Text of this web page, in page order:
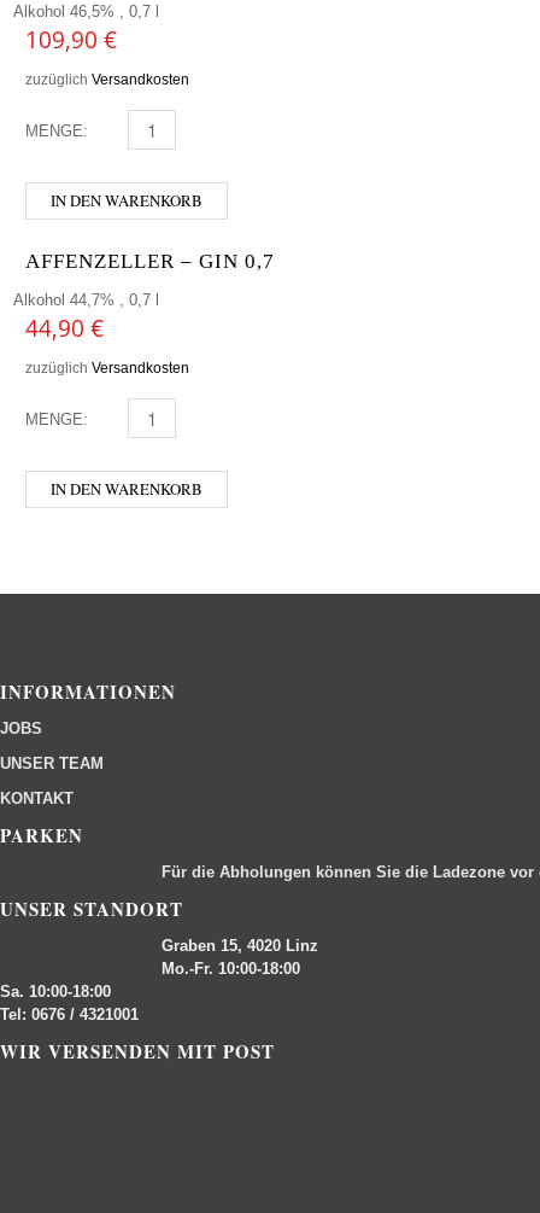
Alkohol 46,5% , 0,7 l
109,90 €
zuzüglich Versandkosten
MENGE: BLANTON'S - ORIGINAL SINGLE BARREL MENGE
IN DEN WARENKORB
AFFENZELLER – GIN 0,7
Alkohol 44,7% , 0,7 l
44,90 €
zuzüglich Versandkosten
MENGE: AFFENZELLER - GIN 0,7 MENGE
IN DEN WARENKORB
INFORMATIONEN
JOBS
UNSER TEAM
KONTAKT
PARKEN
Für die Abholungen können Sie die Ladezone
UNSER STANDORT
Graben 15, 4020 Linz
Mo.-Fr. 10:00-18:00
Sa. 10:00-18:00
Tel: 0676 / 4321001
WIR VERSENDEN MIT POST